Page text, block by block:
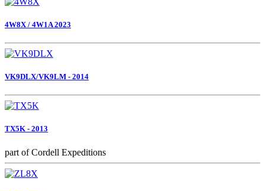
4W8X / 4W1A 2023
VK9DLX/VK9LM - 2014
TX5K - 2013
part of Cordell Expeditions